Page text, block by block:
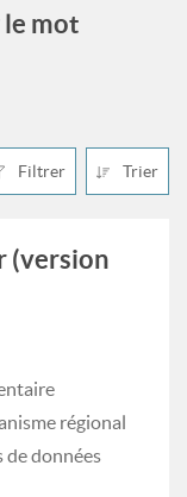
le mot
Filtrer Trier
(version
régional
de données